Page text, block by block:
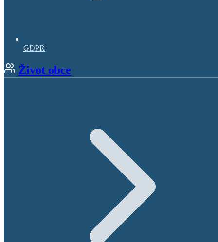
GDPR
Život obce